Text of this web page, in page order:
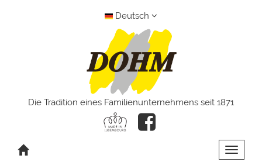
Deutsch
Die Tradition eines Familienunternehmens seit 1871
Toggle